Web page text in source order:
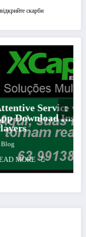
скарби
with Strategic
Insights for